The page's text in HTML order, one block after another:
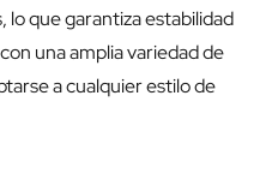
lo que garantiza estabilidad
una amplia variedad de
a cualquier estilo de